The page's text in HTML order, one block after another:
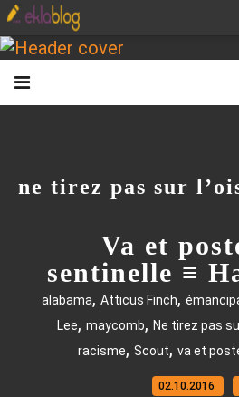
ne tirez pas sur
Va et
sentinelle ≡
alabama, Atticus Finch,
Lee, maycomb, Ne tirez pas
racisme, Scout, va et
02.10.2016